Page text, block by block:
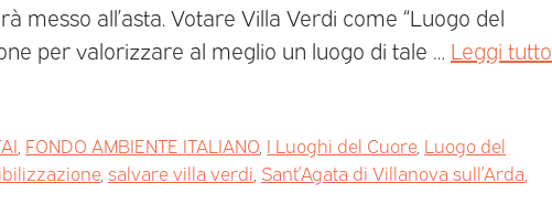
messo all’asta. Votare Villa Verdi come “Luogo del
per valorizzare al meglio un luogo di tale … Leggi tutto
FONDO AMBIENTE ITALIANO I Luoghi del Cuore, Luogo del
, salvare villa verdi Sant’Agata di Villanova sull’Arda